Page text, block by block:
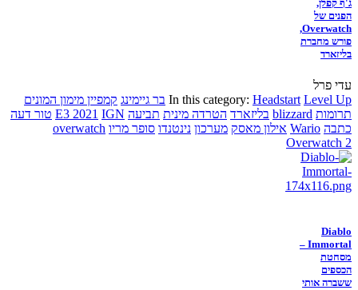
ג'ף קפלן,
הפנים של
Overwatch,
פורש מחברת
בליזארד
עדי פרל
In this category: Headstart Level Up בר גיימינג קמפיין מימון המונים
תרומות blizzard בליזארד הטרדה מינית תביעה E3 2021 IGN
טור דעה
כתבה Wario אילון מאסק מערכון נינטנדו סופר מריו overwatch
Overwatch 2
Diablo
Immortal –
מסחטת
הכספים
ששברה אותי